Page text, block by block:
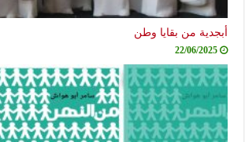
أبجدية من بقايا وطن
22/06/2025